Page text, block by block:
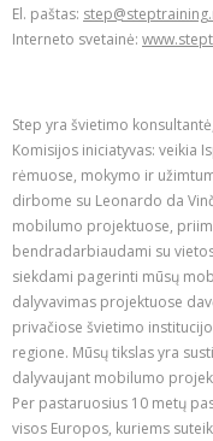
El. paštas:
Interneto svetainė:
Step yra švietimo
Komisijos iniciatyvas: veikia
rėmuose, mokymo ir
dirbome su Leonardo da
mobilumo projektuose,
bendradarbiaudami su
siekdami pagerinti mūsų
dalyvavimas projektuose
privačiose švietimo
regione. Mūsų tikslas yra
dalyvaujant mobilumo
Per pastaruosius 10 metų
visos Europos, kuriems